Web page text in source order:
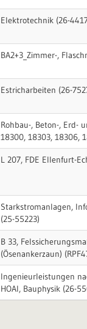
Elektrotechnik (26-
BA2+3_Zimmer-,
Estricharbeiten (26-
Rohbau-, Beton-, Erd-
18300, 18303, 18306,
L 207, FDE Ellenfurt-
Starkstromanlagen,
(25-55223)
B 33,
(Ösenankerzaun)
Ingenieurleistungen
HOAI, Bauphysik (26-